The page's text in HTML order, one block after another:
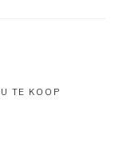
TE KOOP